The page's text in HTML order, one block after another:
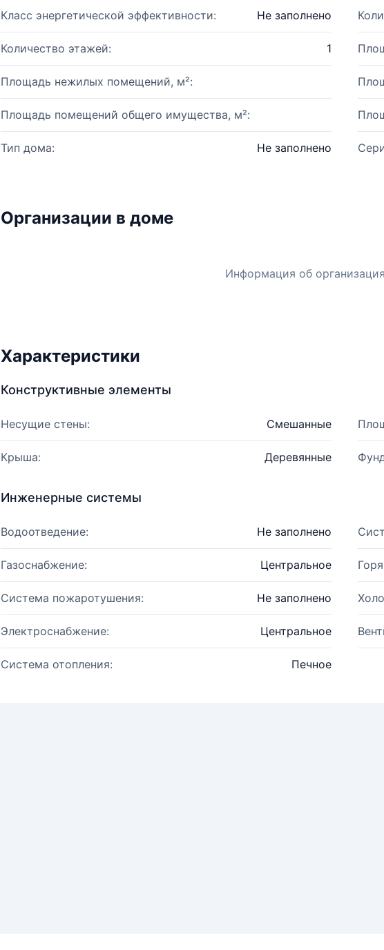
Класс энергетической эффективности: Не заполнено
Количество этажей: 1
Площадь нежилых помещений, м²:
Площадь помещений общего имущества, м²:
Тип дома: Не заполнено
Организации в доме
Информация об
Характеристики
Конструктивные элементы
Несущие стены: Смешанные
Крыша: Деревянные
Инженерные системы
Водоотведение: Не заполнено
Газоснабжение: Центральное
Система пожаротушения: Не заполнено
Электроснабжение: Центральное
Система отопления: Печное